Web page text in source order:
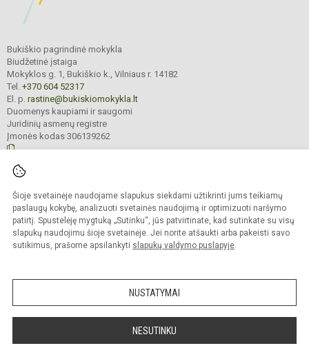
Šioje svetainėje naudojame slapukus siekdami užtikrinti jums teikiamų
paslaugų kokybę, analizuoti svetainės naudojimą ir optimizuoti naršymo
patirtį. Spustelėję mygtuką „Sutinku“, jūs patvirtinate, kad sutinkate su visų
slapukų naudojimu šioje svetainėje. Jei norite atšaukti arba pakeisti savo
sutikimus, prašome apsilankyti slapukų valdymo puslapyje.
NUSTATYMAI
NESUTINKU
Bukiškio pagrindinė mokykla
Biudžetinė įstaiga
Mokyklos g. 1, Bukiškio k., Vilniaus r. 14182
Tel. +370 604 52317
El. p. rastine@bukiskiomokykla.lt
Duomenys kaupiami ir saugomi
Juridinių asmenų registre
Įmonės kodas 306139262
Kopijuoti turinį be raštiško Bukiškio pagrindinės mokyklos administracijos
sutikimo griežtai draudžiama.
Prieinamumo paraiška Slapukų valdymas
Sumanus būdas atnaujinti